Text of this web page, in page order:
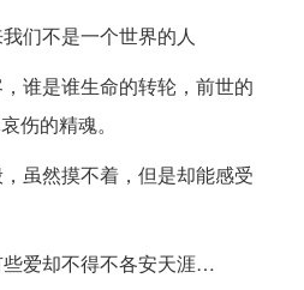
们不是一个世界的人
谁是谁生命的转轮，前世的
伤的精魂。
虽然摸不着，但是却能感受
爱却不得不各安天涯…